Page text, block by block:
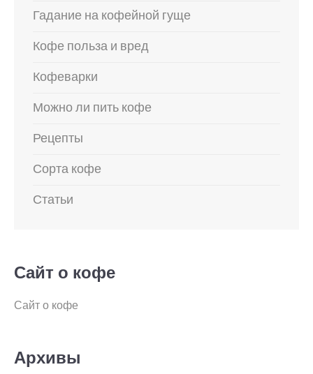
Гадание на кофейной гуще
Кофе польза и вред
Кофеварки
Можно ли пить кофе
Рецепты
Сорта кофе
Статьи
Сайт о кофе
Сайт о кофе
Архивы